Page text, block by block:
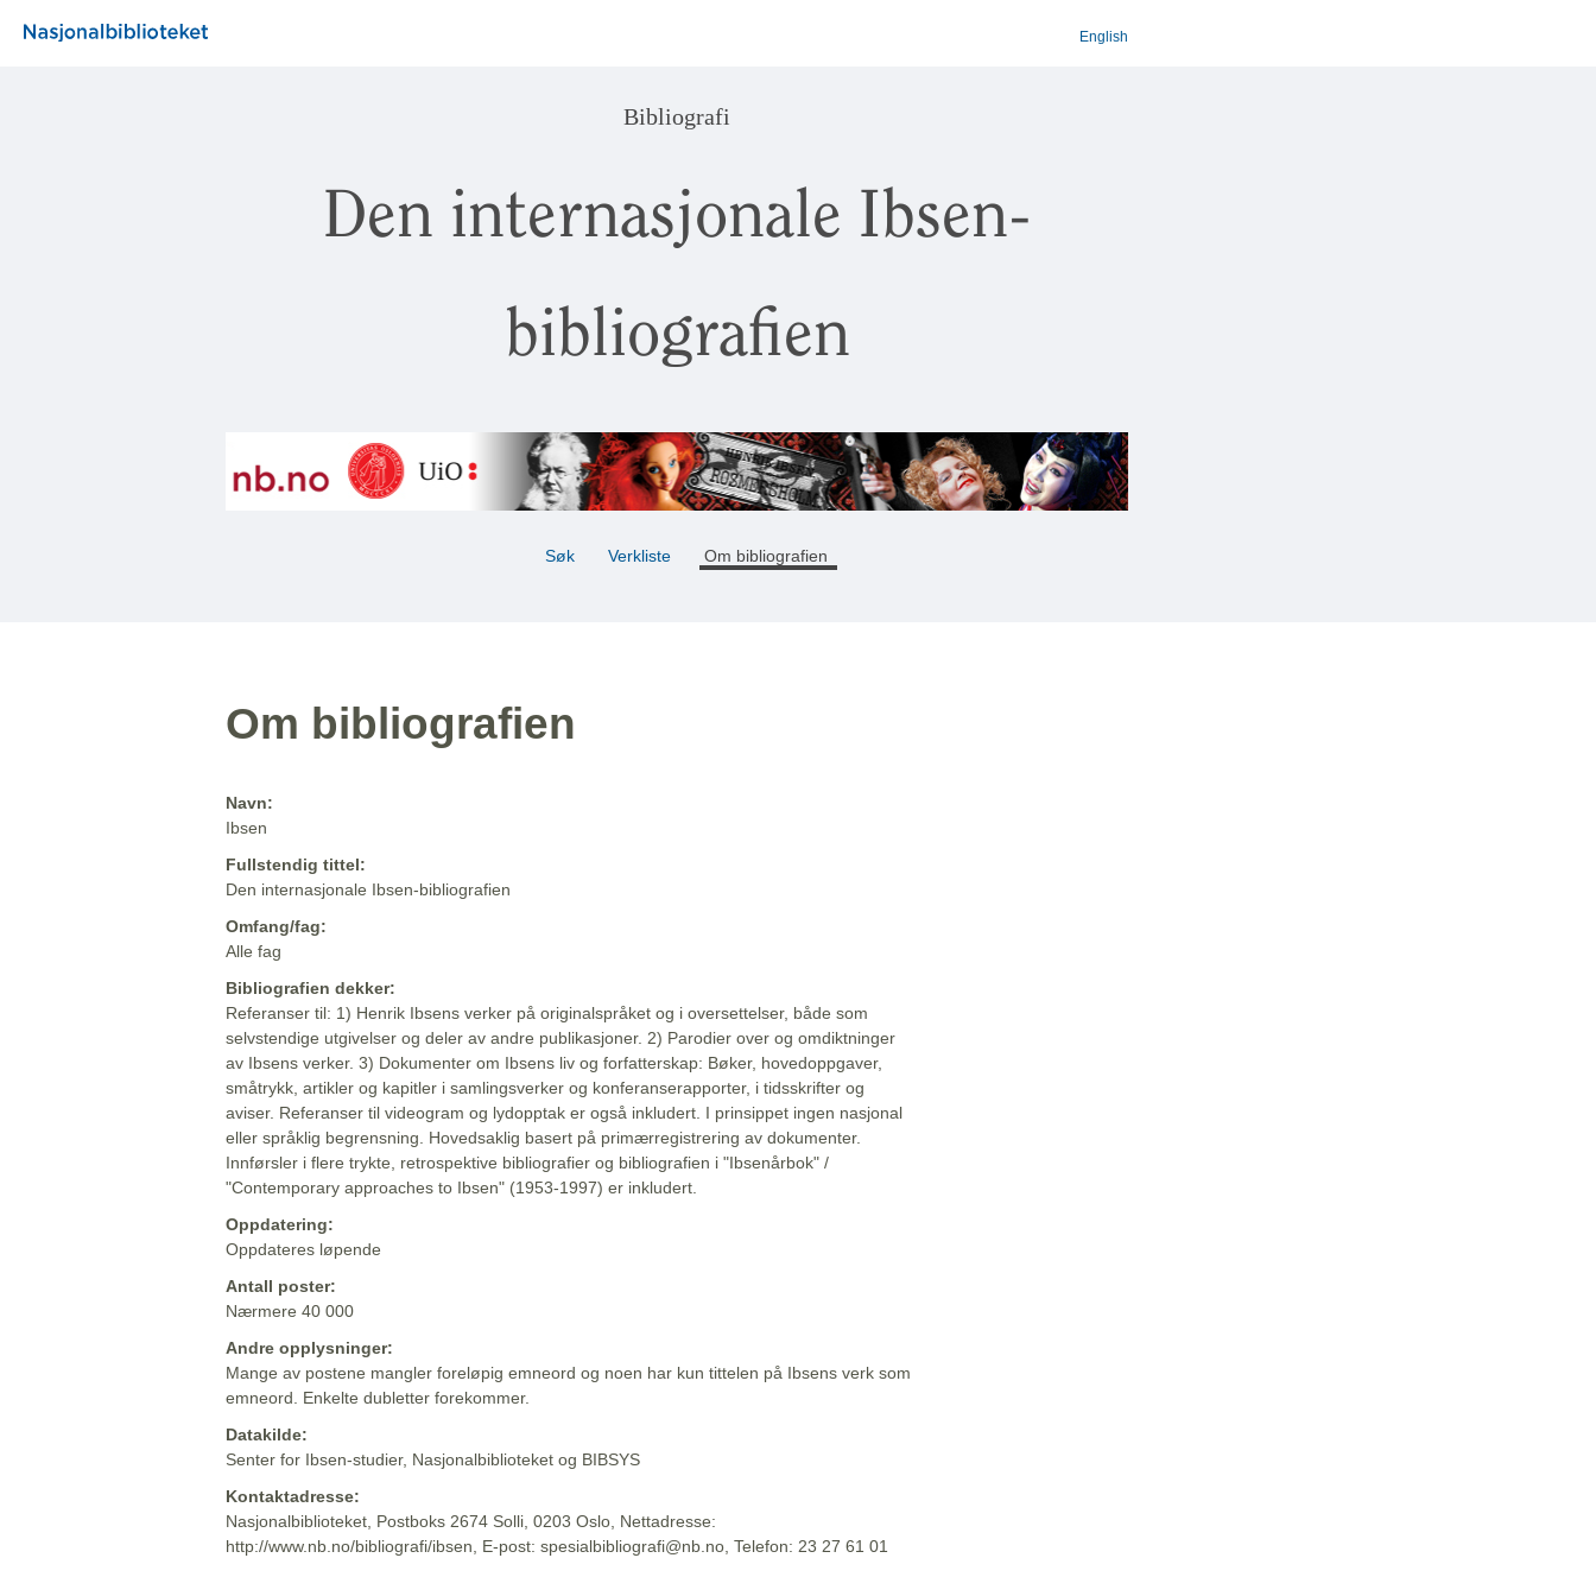
English
Bibliografi
Den internasjonale Ibsen-
bibliografien
Søk Verkliste Om bibliografien
Om bibliografien
Navn:
Ibsen
Fullstendig tittel:
Den internasjonale Ibsen-bibliografien
Omfang/fag:
Alle fag
Bibliografien dekker:
Referanser til: 1) Henrik Ibsens verker på originalspråket og i oversettelser, både som
selvstendige utgivelser og deler av andre publikasjoner. 2) Parodier over og omdiktninger
av Ibsens verker. 3) Dokumenter om Ibsens liv og forfatterskap: Bøker, hovedoppgaver,
småtrykk, artikler og kapitler i samlingsverker og konferanserapporter, i tidsskrifter og
aviser. Referanser til videogram og lydopptak er også inkludert. I prinsippet ingen nasjonal
eller språklig begrensning. Hovedsaklig basert på primærregistrering av dokumenter.
Innførsler i flere trykte, retrospektive bibliografier og bibliografien i "Ibsenårbok" /
"Contemporary approaches to Ibsen" (1953-1997) er inkludert.
Oppdatering:
Oppdateres løpende
Antall poster:
Nærmere 40 000
Andre opplysninger:
Mange av postene mangler foreløpig emneord og noen har kun tittelen på Ibsens verk som
emneord. Enkelte dubletter forekommer.
Datakilde:
Senter for Ibsen-studier, Nasjonalbiblioteket og BIBSYS
Kontaktadresse:
Nasjonalbiblioteket, Postboks 2674 Solli, 0203 Oslo, Nettadresse:
http://www.nb.no/bibliografi/ibsen, E-post: spesialbibliografi@nb.no, Telefon: 23 27 61 01